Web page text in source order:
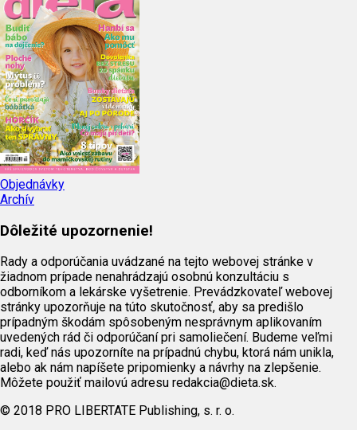
Objednávky
Archív
Dôležité upozornenie!
Rady a odporúčania uvádzané na tejto webovej stránke v
žiadnom prípade nenahrádzajú osobnú konzultáciu s
odborníkom a lekárske vyšetrenie. Prevádzkovateľ webovej
stránky upozorňuje na túto skutočnosť, aby sa predišlo
prípadným škodám spôsobeným nesprávnym aplikovaním
uvedených rád či odporúčaní pri samoliečení. Budeme veľmi
radi, keď nás upozorníte na prípadnú chybu, ktorá nám unikla,
alebo ak nám napíšete pripomienky a návrhy na zlepšenie.
Môžete použiť mailovú adresu redakcia@dieta.sk.
© 2018 PRO LIBERTATE Publishing, s. r. o.